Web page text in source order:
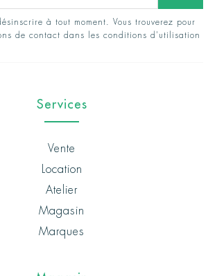
à tout moment. Vous trouverez pour
de contact dans les conditions d'utilisation
Services
Vente
Location
Atelier
Magasin
Marques